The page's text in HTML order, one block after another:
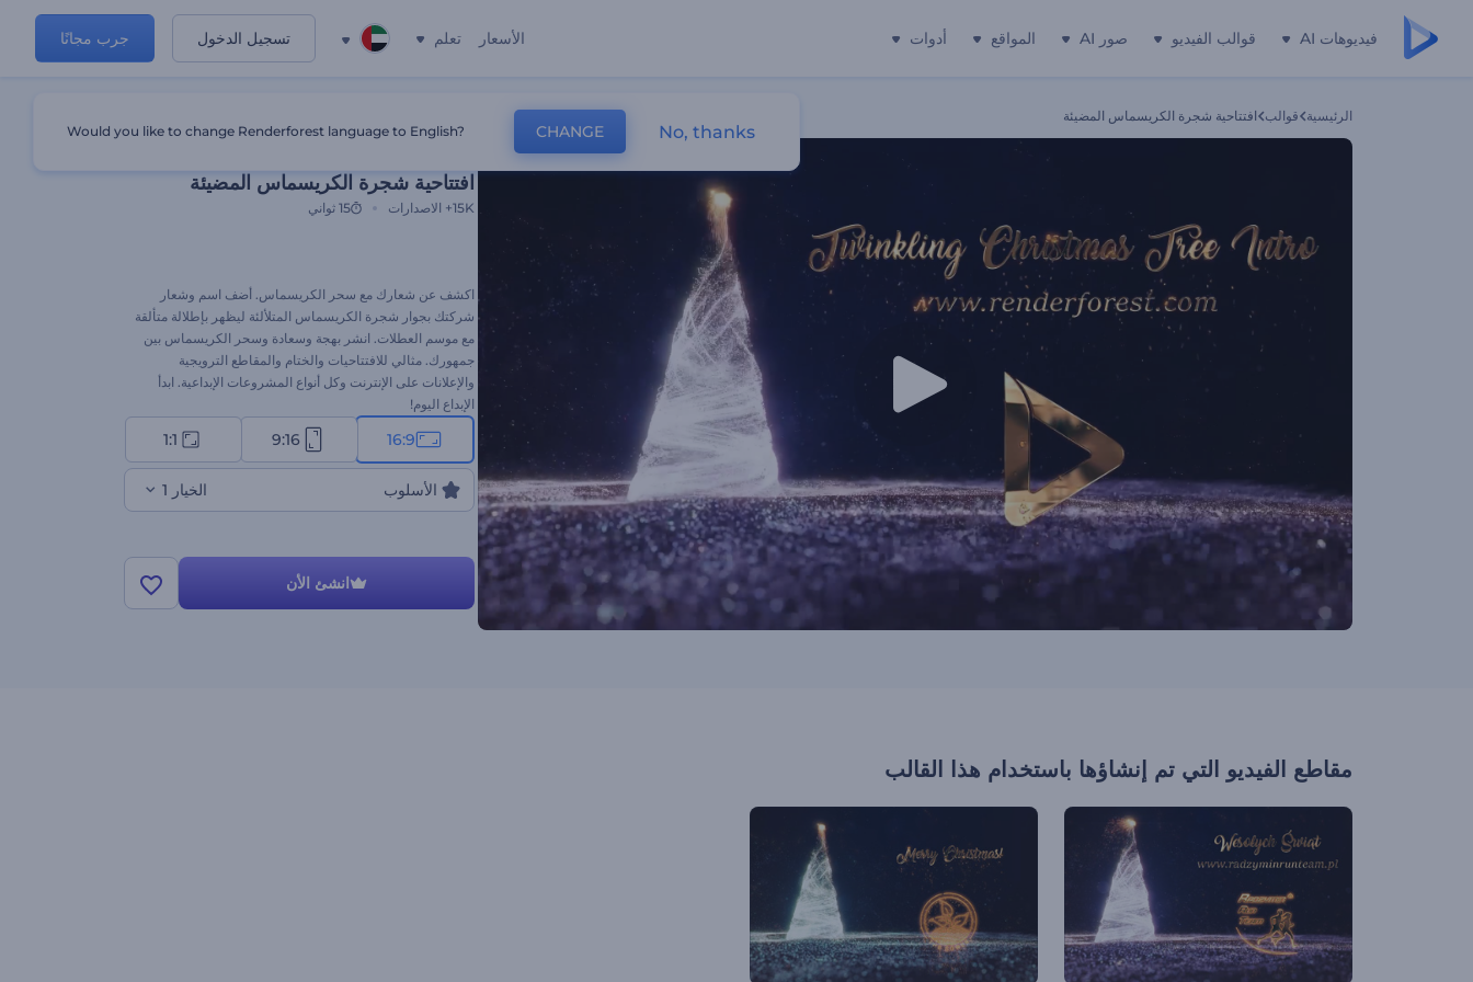
فيديوهات AI قوالب الفيديو صور AI المواقع أدوات الأسعار تعلم تسجيل الدخول جرب مجانًا
الرئيسية قوالب افتتاحية شجرة الكريسماس المضيئة
افتتاحية شجرة الكريسماس المضيئة
15K+ الاصدارات 15 ثواني
اكشف عن شعارك مع سحر الكريسماس. أضف اسم وشعار
شركتك بجوار شجرة الكريسماس المتلألئة ليظهر بإطلالة متألقة
مع موسم العطلات. انشر بهجة وسعادة وسحر الكريسماس بين
جمهورك. مثالي للافتتاحيات والختام والمقاطع الترويجية
والإعلانات على الإنترنت وكل أنواع المشروعات الإبداعية. ابدأ
الإبداع اليوم!
16:9
9:16
1:1
الأسلوب الخيار 1
انشئ الأن
مقاطع الفيديو التي تم إنشاؤها باستخدام هذا القالب
Would you like to change Renderforest language to English? CHANGE No, thanks